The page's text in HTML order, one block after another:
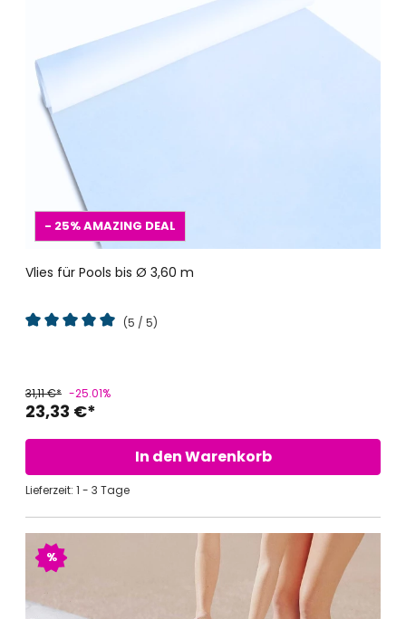
- 25%AMAZING DEAL
Vlies für Pools bis Ø 3,60 m
(5 / 5)
23,33 €*
31,11 €* -25.01%
In den Warenkorb
Lieferzeit: 1 - 3 Tage
%